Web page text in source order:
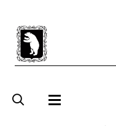
contenido
principal